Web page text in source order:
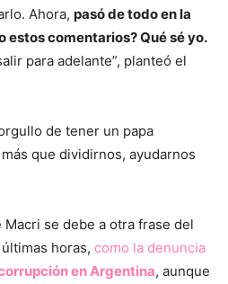
Ahora, pasó de todo en la
estos comentarios? Qué sé yo.
para adelante”, planteó el
de tener un papa
que dividirnos, ayudarnos
se debe a otra frase del
horas, como la denuncia
en Argentina, aunque